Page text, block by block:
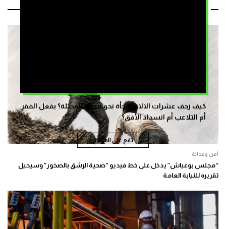
كيف زحف عشرات الالاف فجأة نحو سبتة المحتلة؟ بفعل الفقر
أم التلاعب أم انسداد الأفق؟
تابع على الموقع
أمن وعدالة
“مجلس بوعياش” يدخل على خط فيديو “ضحية الرشق بالصخور” وسيحيل
تقريره للنيابة العامة